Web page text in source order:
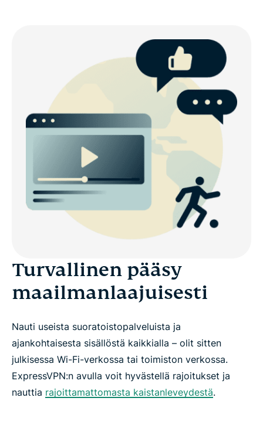
Turvallinen pääsy
maailmanlaajuisesti
Nauti useista suoratoistopalveluista ja
ajankohtaisesta sisällöstä kaikkialla – olit sitten
julkisessa Wi-Fi-verkossa tai toimiston verkossa.
ExpressVPN:n avulla voit hyvästellä rajoitukset ja
nauttia rajoittamattomasta kaistanleveydestä.